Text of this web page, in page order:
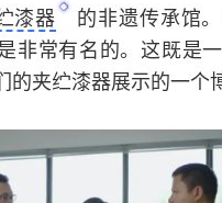
漆器
的非遗传承馆
非常有名的。这既是
的夹纻漆器展示的一个